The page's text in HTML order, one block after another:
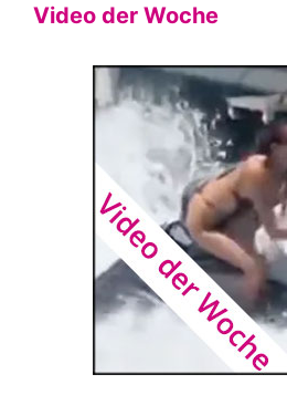
Video der Woche